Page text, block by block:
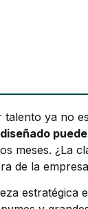
ya no
meses. ¿La
de la
estratégica